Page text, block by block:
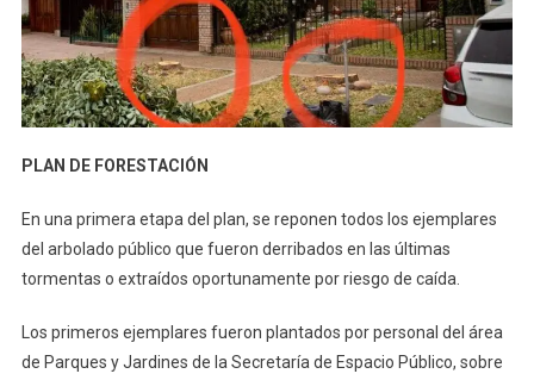
PLAN DE FORESTACIÓN
En una primera etapa del plan, se reponen todos los ejemplares
del arbolado público que fueron derribados en las últimas
tormentas o extraídos oportunamente por riesgo de caída.
Los primeros ejemplares fueron plantados por personal del área
de Parques y Jardines de la Secretaría de Espacio Público, sobre